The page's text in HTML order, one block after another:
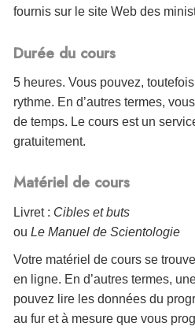
fournis sur le site Web des
Durée du cours
5 heures. Vous pouvez,
rythme. En d’autres termes,
de temps. Le cours est un
gratuitement.
Matériel de cours
Livret : Cibles et buts
ou Le Manuel de Scientologie
Votre matériel de cours se
en ligne. En d’autres termes,
pouvez lire les données du
au fur et à mesure que vous